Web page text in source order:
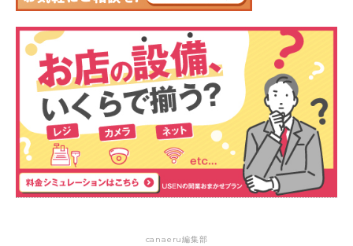
canaeru編集部